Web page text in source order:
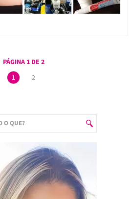
PÁGINA 1 DE 2
1
2